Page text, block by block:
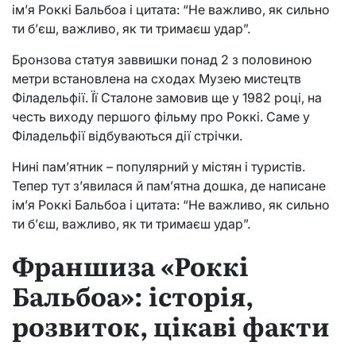
ім’я Роккі Бальбоа і цитата: “Не важливо, як сильно
ти б’єш, важливо, як ти тримаєш удар”.
Бронзова статуя заввишки понад 2 з половиною
метри встановлена на сходах Музею мистецтв
Філадельфії. Її Сталоне замовив ще у 1982 році, на
честь виходу першого фільму про Роккі. Саме у
Філадельфії відбуваються дії стрічки.
Нині пам’ятник – популярний у містян і туристів.
Тепер тут з’явилася й пам’ятна дошка, де написане
ім’я Роккі Бальбоа і цитата: “Не важливо, як сильно
ти б’єш, важливо, як ти тримаєш удар”.
Франшиза «Роккі
Бальбоа»: історія,
розвиток, цікаві факти